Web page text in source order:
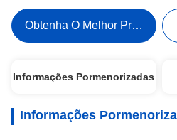
Obtenha O Melhor Preço
Informações Pormenorizadas
Informações